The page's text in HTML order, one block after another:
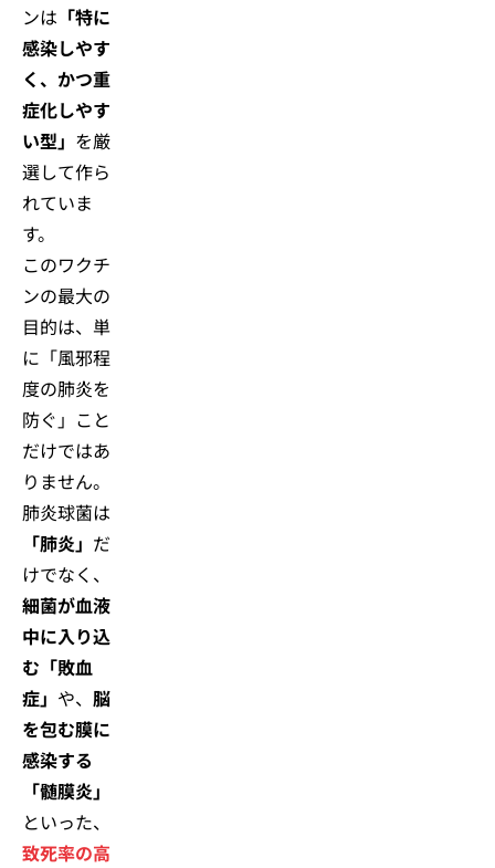
ンは 「特に
感染しやす
く、かつ重
症化しやす
い型」 を厳
選して作ら
れていま
す。
このワクチ
ンの最大の
目的は、単
に「風邪程
度の肺炎を
防ぐ」こと
だけではあ
りません。
肺炎球菌は
「肺炎」 だ
けでなく、
細菌が血液
中に入り込
む「敗血
症」 や、 脳
を包む膜に
感染する
「髄膜炎」
といった、
致死率の高